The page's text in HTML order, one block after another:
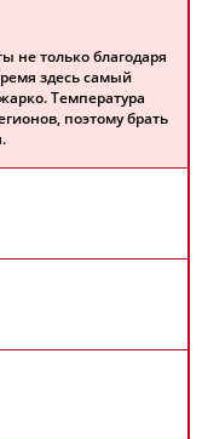
не только благодаря
здесь самый
Температура
поэтому брать